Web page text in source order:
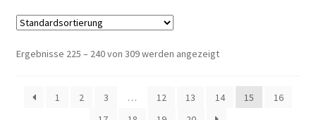
Ergebnisse 225 – 240 von 309 werden angezeigt
1 2 3 … 12 13 14 15
16